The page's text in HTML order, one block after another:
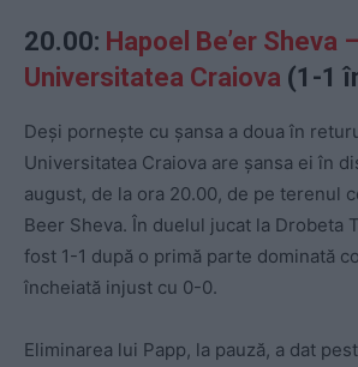
20.00: Hapoel Be’er Sheva –
Universitatea Craiova (1-1
Deși pornește cu șansa a doua în
Universitatea Craiova are șansa ei în
august, de la ora 20.00, de pe terenul
Beer Sheva. În duelul jucat la Drobeta
fost 1-1 după o primă parte dominată
încheiată injust cu 0-0.
Eliminarea lui Papp, la pauză, a dat